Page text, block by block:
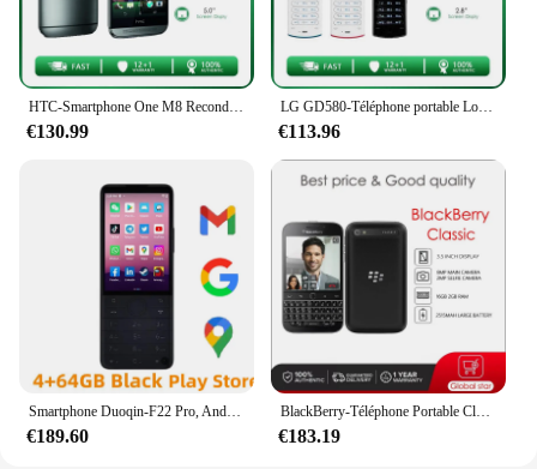
€130.99
LG GD580-Téléphone portable Lollipop 3G remis à neuf, débloqué, original, simple sim 3.15 MP, 2.8 pouces, livraison gratuite
€113.96
Smartphone Duoqin-F22 Pro, Android 12, écran tactile, téléphones mobiles 4G, livraison gratuite
€189.60
BlackBerry-Téléphone Portable Classique Q20(-1-2-3-4) Reconditionné et Débloqué, 16 Go, 2 Go de RAM, Appareil Photo 8MP, Livraison Gratuite
€183.19